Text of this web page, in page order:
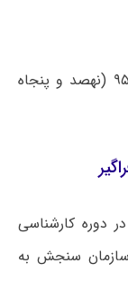
، ۹۵۰/۰۰۰ (نهصد و پنجاه
دوره کارشناسی
سازمان سنجش به